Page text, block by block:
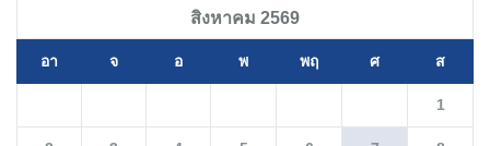
สิงหาคม 2569
อา จ อ พ พฤ ศ ส
1